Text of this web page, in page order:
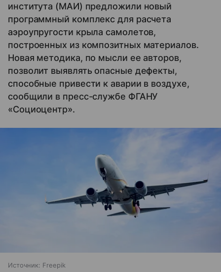
института (МАИ) предложили новый
программный комплекс для расчета
аэроупругости крыла самолетов,
построенных из композитных материалов.
Новая методика, по мысли ее авторов,
позволит выявлять опасные дефекты,
способные привести к аварии в воздухе,
сообщили в пресс-службе ФГАНУ
«Cоциоцентр».
Источник: Freepik